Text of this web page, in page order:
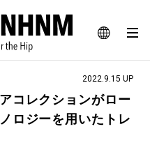
JA
EN
SNAP
ライフスタイルWEBマガジン
2022.9.15 UP
コレクションがロー
ロジーを用いたトレ